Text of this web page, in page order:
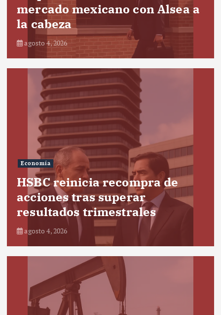
mercado mexicano con Alsea a
la cabeza
agosto 4, 2026
Economía
HSBC reinicia recompra de
acciones tras superar
resultados trimestrales
agosto 4, 2026